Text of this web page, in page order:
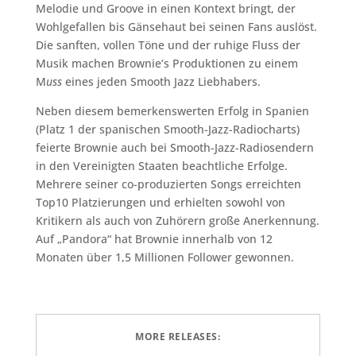
Melodie und Groove in einen Kontext bringt, der
Wohlgefallen bis Gänsehaut bei seinen Fans auslöst.
Die sanften, vollen Töne und der ruhige Fluss der
Musik machen Brownie’s Produktionen zu einem
Musseines jeden Smooth Jazz Liebhabers.
Neben diesem bemerkenswerten Erfolg in Spanien
(Platz 1 der spanischen Smooth-Jazz-Radiocharts)
feierte Brownie auch bei Smooth-Jazz-Radiosendern
in den Vereinigten Staaten beachtliche Erfolge.
Mehrere seiner co-produzierten Songs erreichten
Top10 Platzierungen und erhielten sowohl von
Kritikern als auch von Zuhörern große Anerkennung.
Auf „Pandora“ hat Brownie innerhalb von 12
Monaten über 1,5 Millionen Follower gewonnen.
MORE RELEASES: